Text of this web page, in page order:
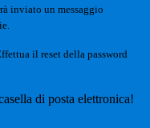
inviato un messaggio
il reset della password
di posta elettronica!